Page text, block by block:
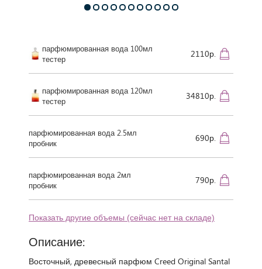
парфюмированная вода 100мл
тестер
2110р.
парфюмированная вода 120мл
тестер
34810р.
парфюмированная вода 2.5мл
пробник
690р.
парфюмированная вода 2мл
пробник
790р.
Показать другие объемы (сейчас нет на складе)
Описание:
Восточный, древесный парфюм Creed Original Santal